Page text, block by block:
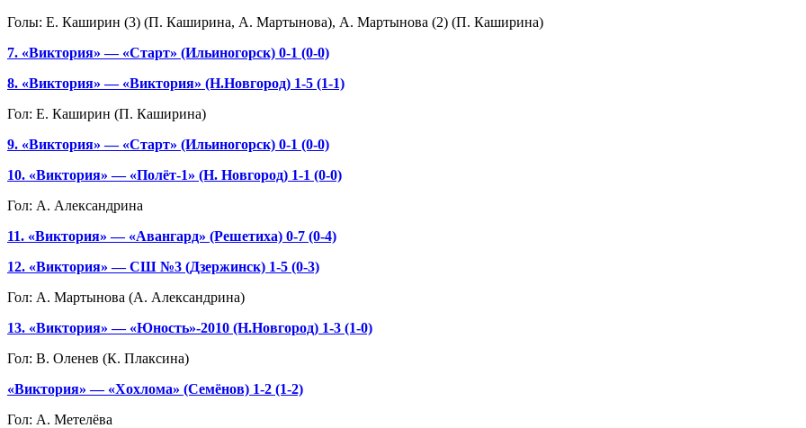
Голы: Е. Каширин (3) (П. Каширина, А. Мартынова), А. Мартынова (2) (П. Каширина)
7. «Виктория» — «Старт» (Ильиногорск) 0-1 (0-0)
8. «Виктория» — «Виктория» (Н.Новгород) 1-5 (1-1)
Гол: Е. Каширин (П. Каширина)
9. «Виктория» — «Старт» (Ильиногорск) 0-1 (0-0)
10. «Виктория» — «Полёт-1» (Н. Новгород) 1-1 (0-0)
Гол: А. Александрина
11. «Виктория» — «Авангард» (Решетиха) 0-7 (0-4)
12. «Виктория» — СШ №3 (Дзержинск) 1-5 (0-3)
Гол: А. Мартынова (А. Александрина)
13. «Виктория» — «Юность»-2010 (Н.Новгород) 1-3 (1-0)
Гол: В. Оленев (К. Плаксина)
«Виктория» — «Хохлома» (Семёнов) 1-2 (1-2)
Гол: А. Метелёва